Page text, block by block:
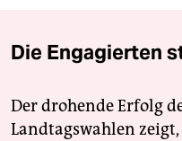
Die Engagierten
Der drohende Erfolg
Landtagswahlen